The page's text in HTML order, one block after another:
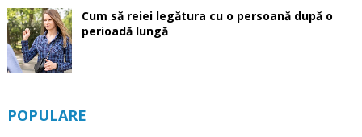
Cum să reiei legătura cu o persoană după o
perioadă lungă
POPULARE